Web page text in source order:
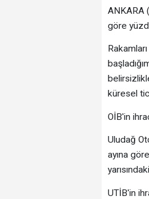
ANKARA
göre
küresel
OİB'in
Uludağ
ayına
UTİB'in